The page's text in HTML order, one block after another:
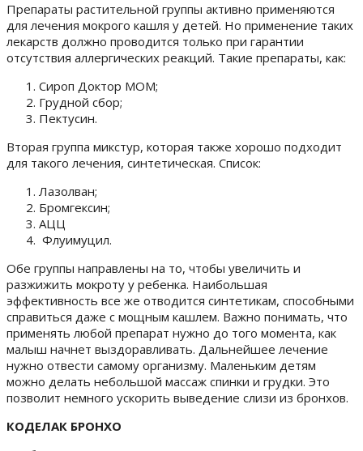
Препараты растительной группы активно применяются
для лечения мокрого кашля у детей. Но применение таких
лекарств должно проводится только при гарантии
отсутствия аллергических реакций. Такие препараты, как:
Сироп Доктор МОМ;
Грудной сбор;
Пектусин.
Вторая группа микстур, которая также хорошо подходит
для такого лечения, синтетическая. Список:
Лазолван;
Бромгексин;
АЦЦ
Флуимуцил.
Обе группы направлены на то, чтобы увеличить и
разжижить мокроту у ребенка. Наибольшая
эффективность все же отводится синтетикам, способными
справиться даже с мощным кашлем. Важно понимать, что
применять любой препарат нужно до того момента, как
малыш начнет выздоравливать. Дальнейшее лечение
нужно отвести самому организму. Маленьким детям
можно делать небольшой массаж спинки и грудки. Это
позволит немного ускорить выведение слизи из бронхов.
КОДЕЛАК БРОНХО